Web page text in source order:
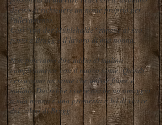
deciso di richiedere un nome proprio per
l'allevamento.
Così "von der Mühlehalde" rimane al suo
posto a Brugg e il lavoro di mia nonna.
Non potevamo dire addio al mulino
completamente con il nuovo nome. Quindi
cercavamo un nome che unisse fiume e
mulino. Dovrebbe essere anche un omaggio
a mia nonna e una promessa a lei di vivere
dei valori di Brugg.